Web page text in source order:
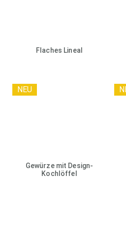
Flaches Lineal
Gewürze mit Design-
Kochlöffel
NEU